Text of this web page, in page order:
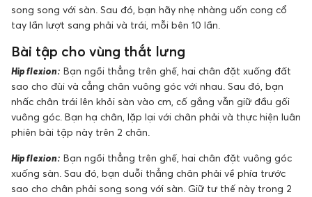
song song với sàn. Sau đó, bạn hãy nhẹ nhàng uốn cong cổ
tay lần lượt sang phải và trái, mỗi bên 10 lần.
Bài tập cho vùng thắt lưng
Hip flexion: Bạn ngồi thẳng trên ghế, hai chân đặt xuống đất
sao cho đùi và cẳng chân vuông góc với nhau. Sau đó, bạn
nhấc chân trái lên khỏi sàn vào cm, cố gắng vẫn giữ đầu gối
vuông góc. Bạn hạ chân, lặp lại với chân phải và thực hiện luân
phiên bài tập này trên 2 chân.
Hip flexion: Bạn ngồi thẳng trên ghế, hai chân đặt vuông góc
xuống sàn. Sau đó, bạn duỗi thẳng chân phải về phía trước
sao cho chân phải song song với sàn. Giữ tư thế này trong 2